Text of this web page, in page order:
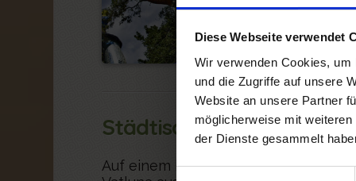
Diese Webseite verwendet
Wir verwenden Cookies,
und die Zugriffe auf unsere
Website an unsere Partner
möglicherweise mit
der Dienste gesammelt
Städtisches
Auf einem bequemen Weg kann